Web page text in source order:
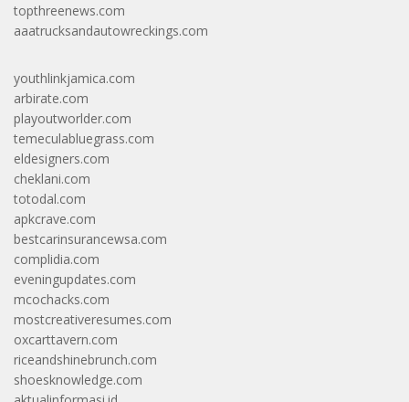
topthreenews.com
aaatrucksandautowreckings.com
youthlinkjamica.com
arbirate.com
playoutworlder.com
temeculabluegrass.com
eldesigners.com
cheklani.com
totodal.com
apkcrave.com
bestcarinsurancewsa.com
complidia.com
eveningupdates.com
mcochacks.com
mostcreativeresumes.com
oxcarttavern.com
riceandshinebrunch.com
shoesknowledge.com